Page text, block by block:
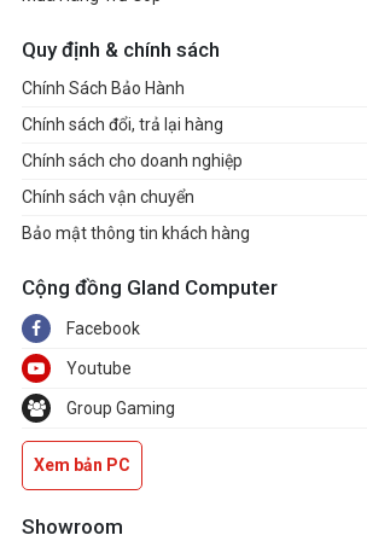
Quy định & chính sách
Chính Sách Bảo Hành
Chính sách đổi, trả lại hàng
Chính sách cho doanh nghiệp
Chính sách vận chuyển
Bảo mật thông tin khách hàng
Cộng đồng Gland Computer
Facebook
Youtube
Group Gaming
Xem bản PC
Showroom